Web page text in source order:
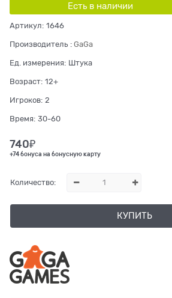
Есть в наличии
Артикул: 1646
Производитель : GaGa
Ед. измерения: Штука
Возраст: 12+
Игроков: 2
Время: 30-60
740₽
+74 бонуса на бонусную карту
Количество:
КУПИТЬ